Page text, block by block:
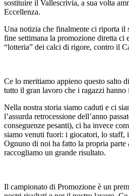
sostituire il Vallescrivia, a sua volta
Eccellenza.
Una notizia che finalmente ci riporta il
fine settimana la promozione diretta ci
“lotteria” dei calci di rigore, contro il
Ce lo meritiamo appieno questo salto
tutto il gran lavoro che i ragazzi hanno
Nella nostra storia siamo caduti e ci
l’assurda retrocessione dell’anno
conseguenze pesanti), ci ha invece
siamo venuti fuori: i giocatori, lo
Ognuno di noi ha fatto la propria parte
raccogliamo un grande risultato.
Il campionato di Promozione è un